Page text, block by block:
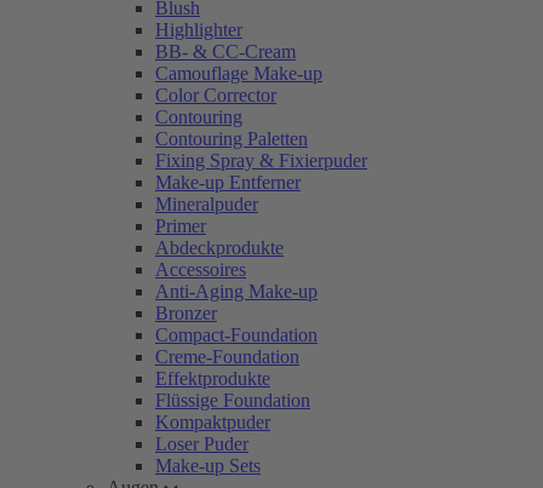
Blush
Highlighter
BB- & CC-Cream
Camouflage Make-up
Color Corrector
Contouring
Contouring Paletten
Fixing Spray & Fixierpuder
Make-up Entferner
Mineralpuder
Primer
Abdeckprodukte
Accessoires
Anti-Aging Make-up
Bronzer
Compact-Foundation
Creme-Foundation
Effektprodukte
Flüssige Foundation
Kompaktpuder
Loser Puder
Make-up Sets